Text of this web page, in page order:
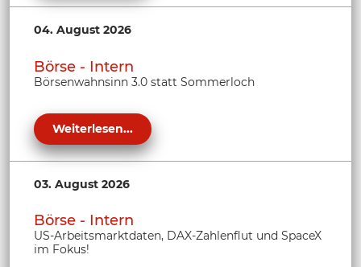
04. August 2026
Börse - Intern
Börsenwahnsinn 3.0 statt Sommerloch
Weiterlesen...
03. August 2026
Börse - Intern
US-Arbeitsmarktdaten, DAX-Zahlenflut und SpaceX
im Fokus!